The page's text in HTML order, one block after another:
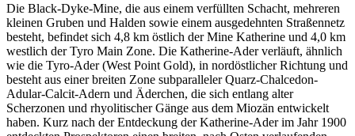
Die Black-Dyke-Mine, die aus einem verfüllten Schacht, mehreren
kleinen Gruben und Halden sowie einem ausgedehnten Straßennetz
besteht, befindet sich 4,8 km östlich der Mine Katherine und 4,0 km
westlich der Tyro Main Zone. Die Katherine-Ader verläuft, ähnlich
wie die Tyro-Ader (West Point Gold), in nordöstlicher Richtung und
besteht aus einer breiten Zone subparalleler Quarz-Chalcedon-
Adular-Calcit-Adern und Äderchen, die sich entlang alter
Scherzonen und rhyolitischer Gänge aus dem Miozän entwickelt
haben. Kurz nach der Entdeckung der Katherine-Ader im Jahr 1900